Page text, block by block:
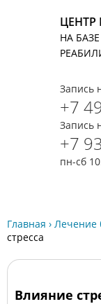
НА
Запись
+7
Запись
+7
пн-сб
Главная › Лечение
стресса
Влияние